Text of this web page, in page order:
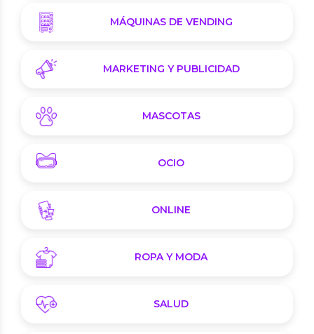
MÁQUINAS DE VENDING
MARKETING Y PUBLICIDAD
MASCOTAS
OCIO
ONLINE
ROPA Y MODA
SALUD